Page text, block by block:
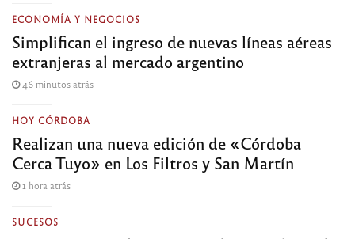
ECONOMÍA Y NEGOCIOS
Simplifican el ingreso de nuevas líneas aéreas
extranjeras al mercado argentino
46 minutos atrás
HOY CÓRDOBA
Realizan una nueva edición de «Córdoba
Cerca Tuyo» en Los Filtros y San Martín
1 hora atrás
SUCESOS